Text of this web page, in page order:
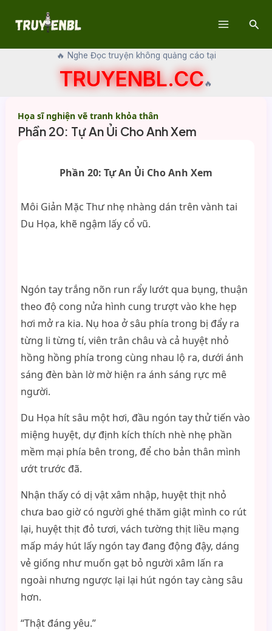
🔥 Nghe Đọc truyện không quảng cáo tại
TRUYENBL.CC🔥
Họa sĩ nghiện vẽ tranh khỏa thân
Phần 20: Tự An Ủi Cho Anh Xem
Phần 20: Tự An Ủi Cho Anh Xem
Môi Giản Mặc Thư nhẹ nhàng dán trên vành tai
Du Họa, khẽ ngậm lấy cổ vũ.
Ngón tay trắng nõn run rẩy lướt qua bụng, thuận
theo độ cong nửa hình cung trượt vào khe hẹp
hơi mở ra kia. Nụ hoa ở sâu phía trong bị đẩy ra
từng li từng tí, viên trân châu và cả huyệt nhỏ
hồng hồng phía trong cùng nhau lộ ra, dưới ánh
sáng đèn bàn lờ mờ hiện ra ánh sáng rực mê
người.
Du Họa hít sâu một hơi, đầu ngón tay thử tiến vào
miệng huyệt, dự định kích thích nhè nhẹ phần
mềm mại phía bên trong, để cho bản thân mình
ướt trước đã.
Nhận thấy có dị vật xâm nhập, huyệt thịt nhỏ
chưa bao giờ có người ghé thăm giật mình co rút
lại, huyệt thịt đỏ tươi, vách tường thịt liều mạng
mấp máy hút lấy ngón tay đang động đậy, dáng
vẻ giống như muốn gạt bỏ người xâm lấn ra
ngoài nhưng ngược lại lại hút ngón tay càng sâu
hơn.
“Thật đáng yêu.”